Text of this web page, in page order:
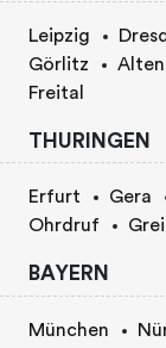
Leipzig
Görlitz
Freital
THURINGEN
Erfurt Gera
Ohrdruf
BAYERN
München